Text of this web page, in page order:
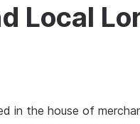
Local
in the house of